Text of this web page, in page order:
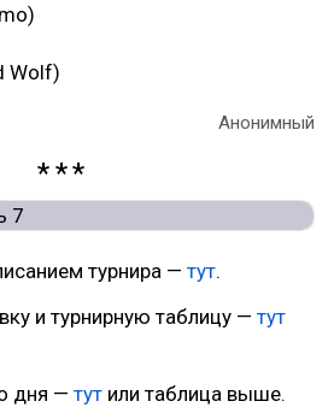
Wolf)
Анонимный
турнира — тут.
и турнирную таблицу — тут
дня — тут или таблица выше.